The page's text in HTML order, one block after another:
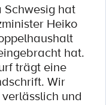
hat
Heiko
hat.
trägt eine
Wir
und